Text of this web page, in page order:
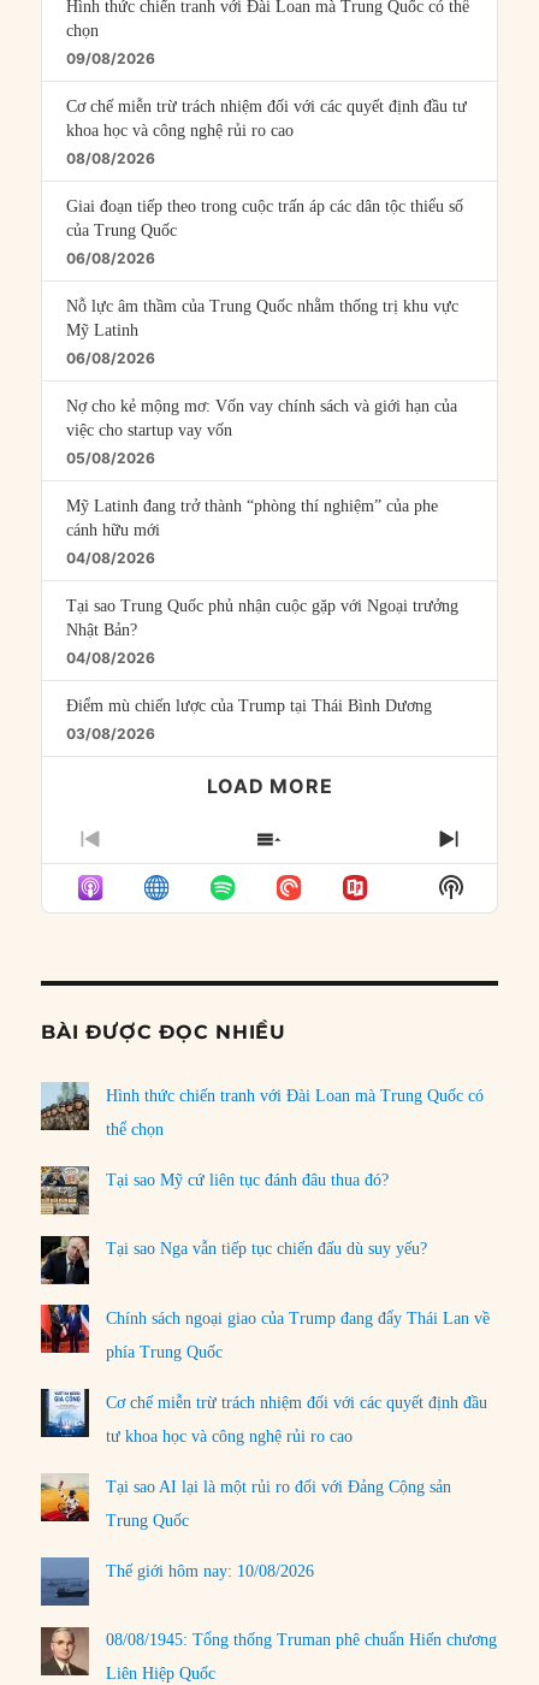
Hình thức chiến tranh với Đài Loan mà Trung Quốc có thể
chọn
09/08/2026
Cơ chế miễn trừ trách nhiệm đối với các quyết định đầu tư
khoa học và công nghệ rủi ro cao
08/08/2026
Giai đoạn tiếp theo trong cuộc trấn áp các dân tộc thiểu số
của Trung Quốc
06/08/2026
Nỗ lực âm thầm của Trung Quốc nhằm thống trị khu vực
Mỹ Latinh
06/08/2026
Nợ cho kẻ mộng mơ: Vốn vay chính sách và giới hạn của
việc cho startup vay vốn
05/08/2026
Mỹ Latinh đang trở thành “phòng thí nghiệm” của phe
cánh hữu mới
04/08/2026
Tại sao Trung Quốc phủ nhận cuộc gặp với Ngoại trưởng
Nhật Bản?
04/08/2026
Điểm mù chiến lược của Trump tại Thái Bình Dương
03/08/2026
LOAD MORE
PREVIOUS
EPISODE
SHOW
EPISODES
LIST
NEXT
Show
Podcast
BÀI ĐƯỢC ĐỌC NHIỀU
Hình thức chiến tranh với Đài Loan mà Trung Quốc có
thể chọn
Tại sao Mỹ cứ liên tục đánh đâu thua đó?
Tại sao Nga vẫn tiếp tục chiến đấu dù suy yếu?
Chính sách ngoại giao của Trump đang đẩy Thái Lan về
phía Trung Quốc
Cơ chế miễn trừ trách nhiệm đối với các quyết định đầu
tư khoa học và công nghệ rủi ro cao
Tại sao AI lại là một rủi ro đối với Đảng Cộng sản
Trung Quốc
Thế giới hôm nay: 10/08/2026
08/08/1945: Tổng thống Truman phê chuẩn Hiến chương
Liên Hiệp Quốc